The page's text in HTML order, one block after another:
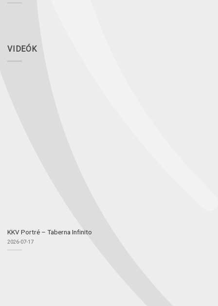
VIDEÓK
KKV Portré – Taberna Infinito
2026-07-17